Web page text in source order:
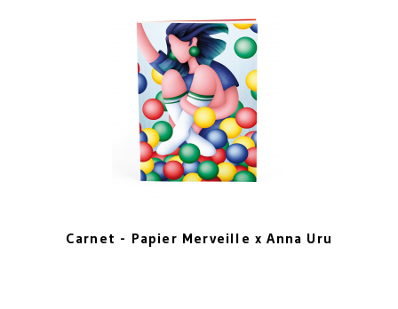
Carnet - Papier Merveille x Anna Uru